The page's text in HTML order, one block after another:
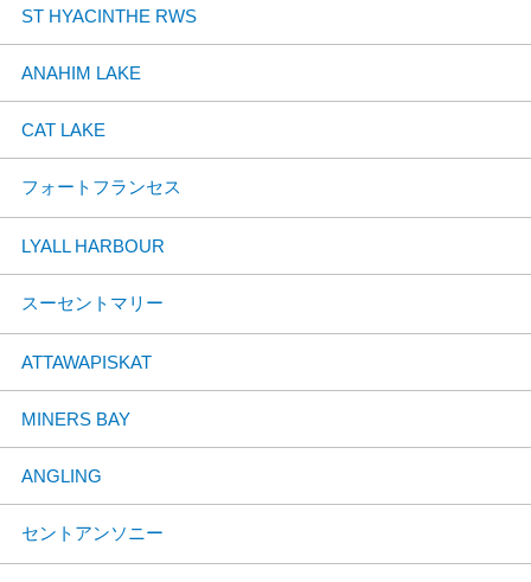
ST HYACINTHE RWS
ANAHIM LAKE
CAT LAKE
フォートフランセス
LYALL HARBOUR
スーセントマリー
ATTAWAPISKAT
MINERS BAY
ANGLING
セントアンソニー